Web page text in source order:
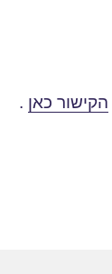
הקישור כאן .